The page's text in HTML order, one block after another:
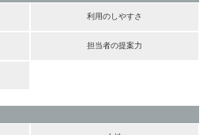
利用のしやすさ
担当者の提案力